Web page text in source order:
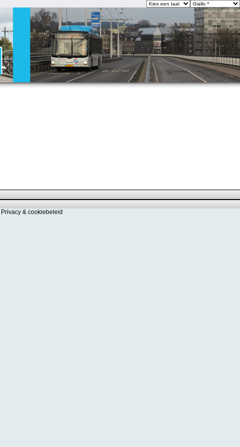
Privacy & cookiebeleid